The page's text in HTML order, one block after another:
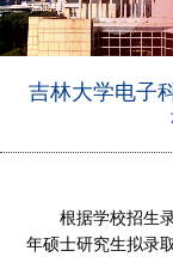
吉林大学电子
根据学校招生
年硕士研究生拟录